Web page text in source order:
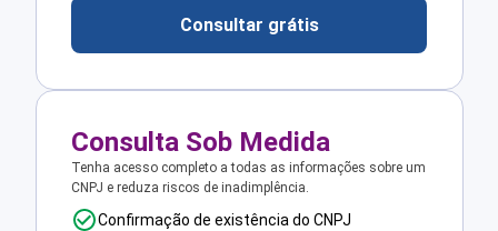
Consultar grátis
Consulta Sob Medida
Tenha acesso completo a todas as informações sobre um
CNPJ e reduza riscos de inadimplência.
Confirmação de existência do CNPJ